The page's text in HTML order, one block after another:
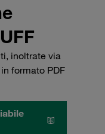
inoltrate via
formato PDF